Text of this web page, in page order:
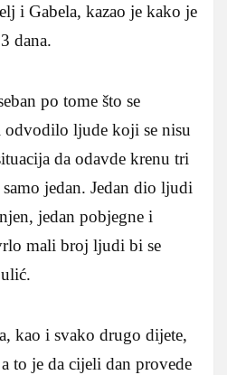
i Gabela, kazao je kako je
dana.
po tome što se
ljude koji se nisu
da odavde krenu tri
jedan. Jedan dio ljudi
jedan pobjegne i
mali broj ljudi bi se
kao i svako drugo dijete,
to je da cijeli dan provede